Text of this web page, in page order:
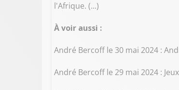
l'Afrique. (...)
À voir aussi :
André Bercoff le 30 mai 2024 :
André Bercoff le 29 mai 2024 :